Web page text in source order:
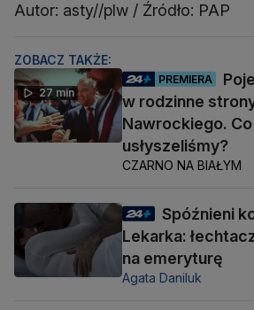
Autor: asty//plw / Źródło: PAP
ZOBACZ TAKŻE:
27 min
PREMIERA
w rodzinne
Nawrockiego. Co
usłyszeliśmy?
CZARNO NA BIAŁYM
Spóźnieni
Lekarka:
na emeryturę
Agata Daniluk